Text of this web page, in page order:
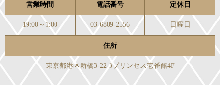
営業時間
19:00～1:00
電話番号
03-6809-2556
定休日
日曜日
住所
東京都港区新橋3-22-3プリンセス壱番館4F